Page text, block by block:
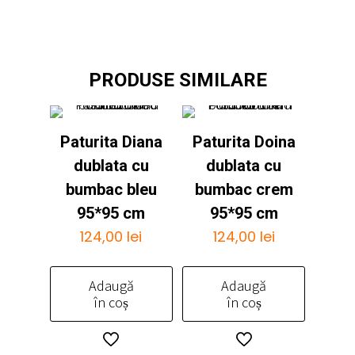
PRODUSE SIMILARE
Paturita Diana
dublata cu
bumbac bleu
95*95 cm
124,00 lei
Adaugă
în coș
Paturita Doina
dublata cu
bumbac crem
95*95 cm
124,00 lei
Adaugă
în coș